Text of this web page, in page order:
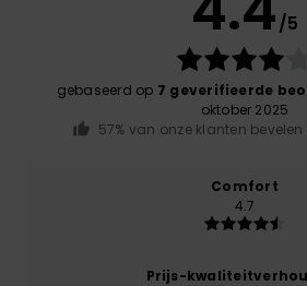
/5
gebaseerd op 7 geverifieerde
oktober 2025
57% van onze klanten
Comfort
4.7
Prijs-